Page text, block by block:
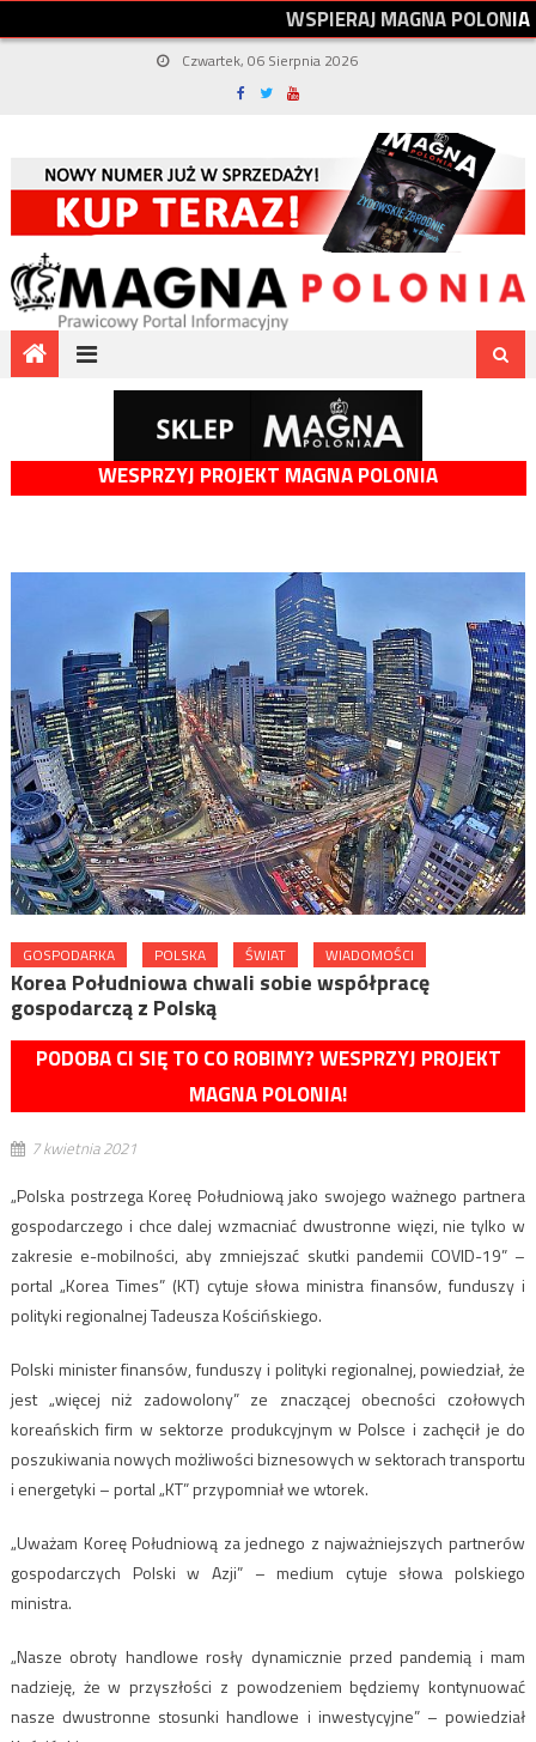
WSPIERAJMAGNAPOLONIA
Czwartek, 06 Sierpnia 2026
WESPRZYJ PROJEKT MAGNA POLONIA
GOSPODARKA POLSKA ŚWIAT WIADOMOŚCI
Korea Południowa chwali sobie współpracę
gospodarczą z Polską
PODOBA CI SIĘ TO CO ROBIMY? WESPRZYJ PROJEKT
MAGNA POLONIA!
7 kwietnia 2021
„Polska postrzega Koreę Południową jako swojego ważnego partnera
gospodarczego i chce dalej wzmacniać dwustronne więzi, nie tylko w
zakresie e-mobilności, aby zmniejszać skutki pandemii COVID-19” –
portal „Korea Times” (KT) cytuje słowa ministra finansów, funduszy i
polityki regionalnej Tadeusza Kościńskiego.
Polski minister finansów, funduszy i polityki regionalnej, powiedział, że
jest „więcej niż zadowolony” ze znaczącej obecności czołowych
koreańskich firm w sektorze produkcyjnym w Polsce i zachęcił je do
poszukiwania nowych możliwości biznesowych w sektorach transportu
i energetyki – portal „KT” przypomniał we wtorek.
„Uważam Koreę Południową za jednego z najważniejszych partnerów
gospodarczych Polski w Azji” – medium cytuje słowa polskiego
ministra.
„Nasze obroty handlowe rosły dynamicznie przed pandemią i mam
nadzieję, że w przyszłości z powodzeniem będziemy kontynuować
nasze dwustronne stosunki handlowe i inwestycyjne” – powiedział